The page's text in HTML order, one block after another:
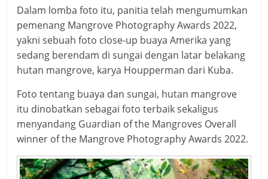
Dalam lomba foto itu, panitia telah mengumumkan
pemenang Mangrove Photography Awards 2022,
yakni sebuah foto close-up buaya Amerika yang
sedang berendam di sungai dengan latar belakang
hutan mangrove, karya Houpperman dari Kuba.
Foto tentang buaya dan sungai, hutan mangrove
itu dinobatkan sebagai foto terbaik sekaligus
menyandang Guardian of the Mangroves Overall
winner of the Mangrove Photography Awards 2022.